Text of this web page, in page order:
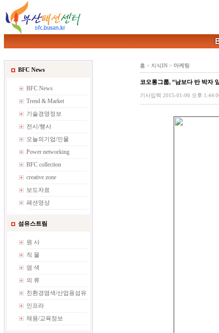
BFC News
BFC News
Trend & Market
기술경영정보
전시/행사
오늘의기업/인물
Power networking
BFC collection
creative zone
보도자료
패션영상
섬유스트림
원 사
직 물
염 색
의 류
친환경염색/산업용섬유
인프라
채용/교육정보
홈 > 지식IN > 마케팅
코오롱그룹, “남보다 반 박자
기사입력 2015-01-06 오후